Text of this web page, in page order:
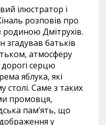
ілюстратор і
розповів про
родиною Дмітрухів.
батьків
атмосферу
серцю
яблука, які
Саме з таких
промовця,
пам’ять, що
у